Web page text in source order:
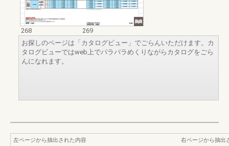
268
269
お探しのページは「カタログビュー」でごらんいただけます。カ
タログビューではweb上でパラパラめくりながらカタログをごら
んになれます。
左ページから抽出された内容
右ページから抽出